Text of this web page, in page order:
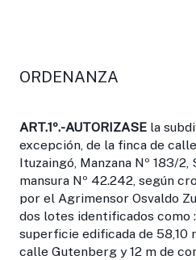
ORDENANZA
ART.1º.-AUTORIZASE la
excepción, de la finca de
Ituzaingó, Manzana Nº 183/
mansura Nº 42.242, según
por el Agrimensor Osvaldo
dos lotes identificados como :
superficie edificada de 58,10
calle Gutenberg y 12 m de